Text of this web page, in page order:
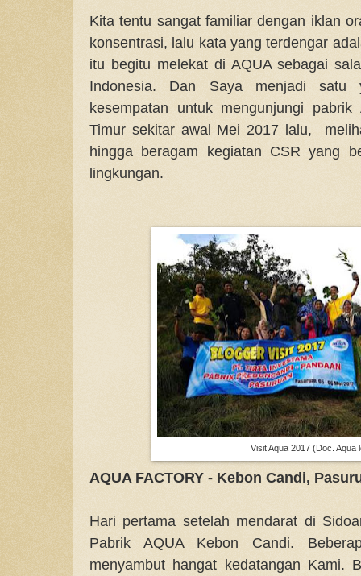
Kita tentu sangat familiar dengan iklan
konsentrasi, lalu kata yang terdengar
itu begitu melekat di AQUA sebagai
Indonesia. Dan Saya menjadi satu
kesempatan untuk mengunjungi
Timur sekitar awal Mei 2017 lalu,
hingga beragam kegiatan CSR yang
lingkungan.
Visit Aqua 2017 (Doc. Aqua
AQUA FACTORY - Kebon Candi,
Hari pertama setelah mendarat di
Pabrik AQUA Kebon Candi.
menyambut hangat kedatangan Kami.